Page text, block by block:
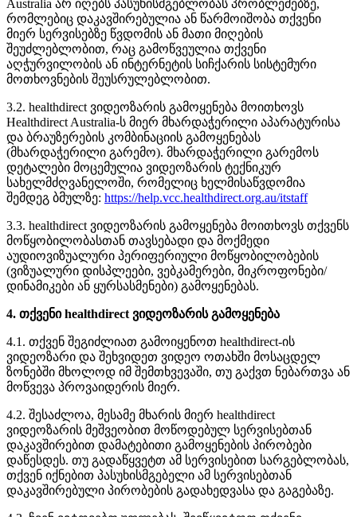
Australia არ იღებს პასუხისმგებლობას პრობლემებზე,
რომლებიც დაკავშირებულია ან წარმოიშობა თქვენი
მიერ სერვისებზე წვდომის ან მათი მიღების
შეუძლებლობით, რაც გამოწვეულია თქვენი
აღჭურვილობის ან ინტერნეტის სიჩქარის სისტემური
მოთხოვნების შეუსრულებლობით.
3.2. healthdirect ვიდეოზარის გამოყენება მოითხოვს
Healthdirect Australia-ს მიერ მხარდაჭერილი აპარატურისა
და ბრაუზერების კომბინაციის გამოყენებას
(მხარდაჭერილი გარემო). მხარდაჭერილი გარემოს
დეტალები მოცემულია ვიდეოზარის ტექნიკურ
სახელმძღვანელოში, რომელიც ხელმისაწვდომია
შემდეგ ბმულზე: https://help.vcc.healthdirect.org.au/itstaff
3.3. healthdirect ვიდეოზარის გამოყენება მოითხოვს თქვენს
მოწყობილობასთან თავსებადი და მოქმედი
აუდიოვიზუალური პერიფერიული მოწყობილობების
(ვიზუალური დისპლეები, ვებკამერები, მიკროფონები/
დინამიკები ან ყურსასმენები) გამოყენებას.
4. თქვენი healthdirect ვიდეოზარის გამოყენება
4.1 . თქვენ შეგიძლიათ გამოიყენოთ healthdirect-ის
ვიდეოზარი და შეხვიდეთ ვიდეო ოთახში მოსაცდელ
ზონებში მხოლოდ იმ შემთხვევაში, თუ გაქვთ ნებართვა ან
მოწვევა პროვაიდერის მიერ.
4.2. შესაძლოა, მესამე მხარის მიერ healthdirect
ვიდეოზარის მეშვეობით მოწოდებულ სერვისებთან
დაკავშირებით დამატებითი გამოყენების პირობები
დაწესდეს. თუ გადაწყვეტთ ამ სერვისებით სარგებლობას,
თქვენ იქნებით პასუხისმგებელი ამ სერვისებთან
დაკავშირებული პირობების გადახედვასა და გაგებაზე.